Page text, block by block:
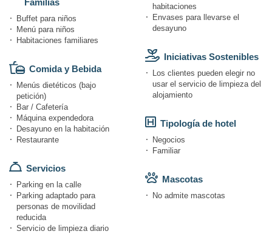
Familias
Buffet para niños
Menú para niños
Habitaciones familiares
Comida y Bebida
Menús dietéticos (bajo
petición)
Bar / Cafetería
Máquina expendedora
Desayuno en la habitación
Restaurante
Servicios
Parking en la calle
Parking adaptado para
personas de movilidad
reducida
Servicio de limpieza diario
habitaciones
Envases para llevarse el
desayuno
Iniciativas Sostenibles
Los clientes pueden elegir no
usar el servicio de limpieza del
alojamiento
Tipología de hotel
Negocios
Familiar
Mascotas
No admite mascotas